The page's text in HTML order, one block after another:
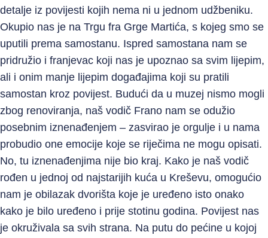
detalje iz povijesti kojih nema ni u jednom udžbeniku.
Okupio nas je na Trgu fra Grge Martića, s kojeg smo se
uputili prema samostanu. Ispred samostana nam se
pridružio i franjevac koji nas je upoznao sa svim lijepim,
ali i onim manje lijepim događajima koji su pratili
samostan kroz povijest. Budući da u muzej nismo mogli
zbog renoviranja, naš vodič Frano nam se odužio
posebnim iznenađenjem – zasvirao je orgulje i u nama
probudio one emocije koje se riječima ne mogu opisati.
No, tu iznenađenjima nije bio kraj. Kako je naš vodič
rođen u jednoj od najstarijih kuća u Kreševu, omogućio
nam je obilazak dvorišta koje je uređeno isto onako
kako je bilo uređeno i prije stotinu godina. Povijest nas
je okruživala sa svih strana. Na putu do pećine u kojoj